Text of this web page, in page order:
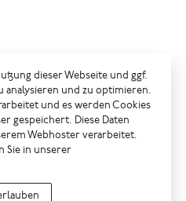
dieser Webseite und ggf.
analysieren und zu optimieren.
und es werden Cookies
gespeichert. Diese Daten
Webhoster verarbeitet.
Sie in unserer